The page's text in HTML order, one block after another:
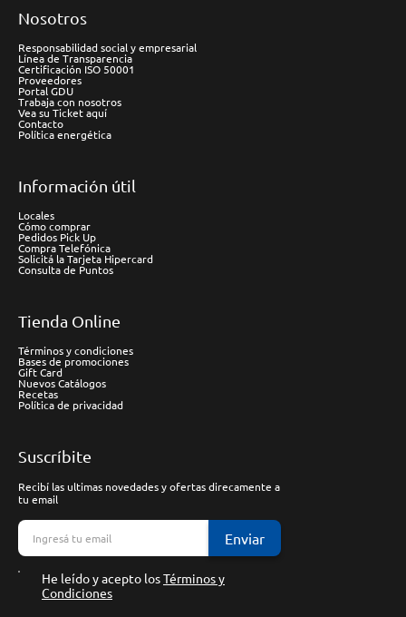
Nosotros
Responsabilidad social y empresarial
Línea de Transparencia
Certificación ISO 50001
Proveedores
Portal GDU
Trabaja con nosotros
Vea su Ticket aquí
Contacto
Política energética
Información útil
Locales
Cómo comprar
Pedidos Pick Up
Compra Telefónica
Solicitá la Tarjeta Hipercard
Consulta de Puntos
Tienda Online
Términos y condiciones
Bases de promociones
Gift Card
Nuevos Catálogos
Recetas
Política de privacidad
Suscríbite
Recibí las ultimas novedades y ofertas direcamente a
tu email
Enviar
He leído y acepto losTérminos y
Condiciones